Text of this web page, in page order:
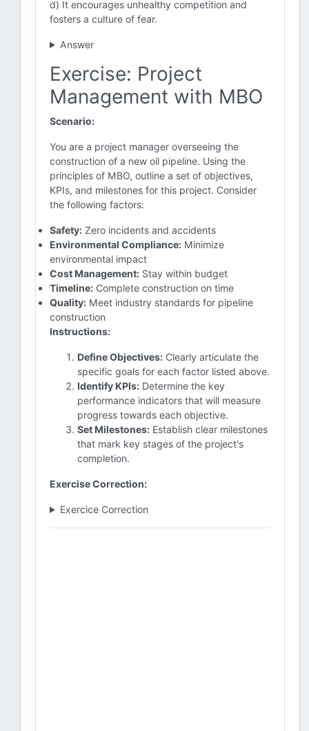
d) It encourages unhealthy competition and
fosters a culture of fear.
Answer
Exercise: Project
Management with MBO
Scenario:
You are a project manager overseeing the
construction of a new oil pipeline. Using the
principles of MBO, outline a set of objectives,
KPIs, and milestones for this project. Consider
the following factors:
Safety: Zero incidents and accidents
Environmental Compliance: Minimize
environmental impact
Cost Management: Stay within budget
Timeline: Complete construction on time
Quality: Meet industry standards for pipeline
construction
Instructions:
Define Objectives: Clearly articulate the
specific goals for each factor listed above.
Identify KPIs: Determine the key
performance indicators that will measure
progress towards each objective.
Set Milestones: Establish clear milestones
that mark key stages of the project's
completion.
Exercise Correction:
Exercice Correction